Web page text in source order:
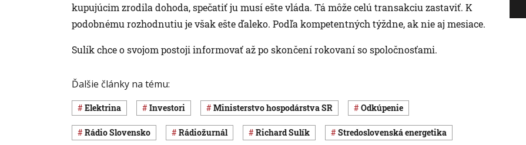
kupujúcim zrodila dohoda, spečatiť ju musí ešte vláda. Tá môže celú transakciu zastaviť. K
podobnému rozhodnutiu je však ešte ďaleko. Podľa kompetentných týždne, ak nie aj mesiace.
Sulík chce o svojom postoji informovať až po skončení rokovaní so spoločnosťami.
Ďalšie články na tému:
elektrina investori Ministerstvo hospodárstva SR odkúpenie
Rádio Slovensko Rádiožurnál Richard Sulík Stredoslovenská energetika